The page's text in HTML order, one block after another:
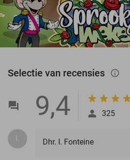
Selectie van recensies info_outlined
9,4 325
I. Dhr. I. Fonteine